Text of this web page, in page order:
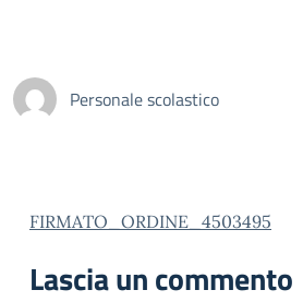
Personale scolastico
FIRMATO_ORDINE_4503495
Lascia un commento